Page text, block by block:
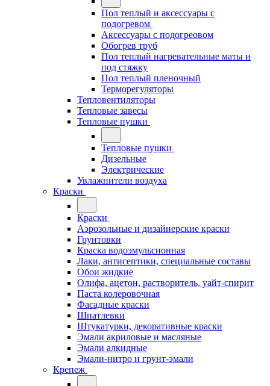
Пол теплый и аксессуары с
подогревом
Аксессуары с подогреовом
Обогрев труб
Пол теплый нагревательные маты и
под стяжку
Пол теплый пленочный
Терморегуляторы
Тепловентиляторы
Тепловые завесы
Тепловые пушки
Тепловые пушки
Дизельные
Электрические
Увлажнители воздуха
Краски
Краски
Аэрозольные и дизайнерские краски
Грунтовки
Краска водоэмульсионная
Лаки, антисептики, специальные составы
Обои жидкие
Олифа, ацетон, растворитель, уайт-спирит
Паста колеровочная
Фасадные краски
Шпатлевки
Штукатурки, декоративные краски
Эмали акриловые и масляные
Эмали алкидные
Эмали-нитро и грунт-эмали
Крепеж